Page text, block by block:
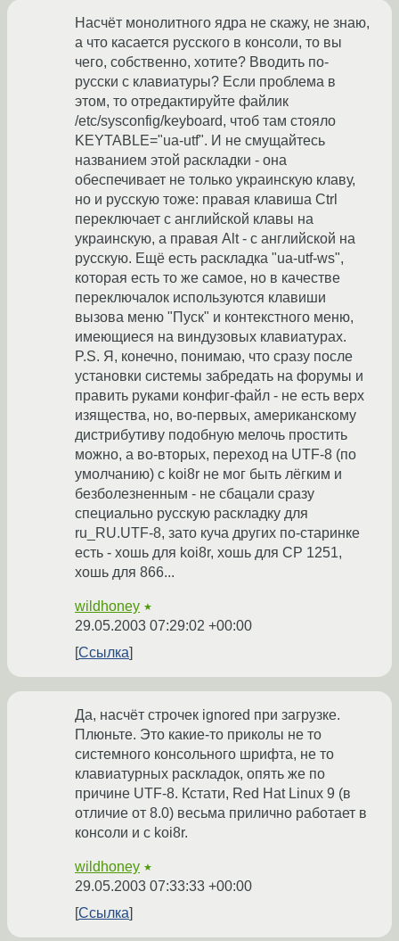
Насчёт монолитного ядра не скажу, не знаю,
а что касается русского в консоли, то вы
чего, собственно, хотите? Вводить по-
русски с клавиатуры? Если проблема в
этом, то отредактируйте файлик
/etc/sysconfig/keyboard, чтоб там стояло
KEYTABLE="ua-utf". И не смущайтесь
названием этой раскладки - она
обеспечивает не только украинскую клаву,
но и русскую тоже: правая клавиша Ctrl
переключает с английской клавы на
украинскую, а правая Alt - с английской на
русскую. Ещё есть раскладка "ua-utf-ws",
которая есть то же самое, но в качестве
переключалок используются клавиши
вызова меню "Пуск" и контекстного меню,
имеющиеся на виндузовых клавиатурах.
P.S. Я, конечно, понимаю, что сразу после
установки системы забредать на форумы и
править руками конфиг-файл - не есть верх
изящества, но, во-первых, американскому
дистрибутиву подобную мелочь простить
можно, а во-вторых, переход на UTF-8 (по
умолчанию) с koi8r не мог быть лёгким и
безболезненным - не сбацали сразу
специально русскую раскладку для
ru_RU.UTF-8, зато куча других по-старинке
есть - хошь для koi8r, хошь для CP 1251,
хошь для 866...
wildhoney ★
29.05.2003 07:29:02 +00:00
Ссылка
Да, насчёт строчек ignored при загрузке.
Плюньте. Это какие-то приколы не то
системного консольного шрифта, не то
клавиатурных раскладок, опять же по
причине UTF-8. Кстати, Red Hat Linux 9 (в
отличие от 8.0) весьма прилично работает в
консоли и с koi8r.
wildhoney ★
29.05.2003 07:33:33 +00:00
Ссылка